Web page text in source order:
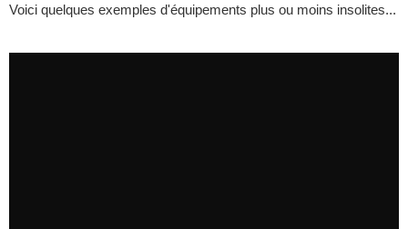
Voici quelques exemples d'équipements plus ou moins insolites...